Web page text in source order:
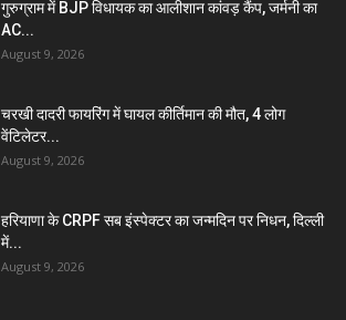
गुरुग्राम में BJP विधायक का आलीशान कांवड़ कैंप, जर्मनी का
AC...
August 9, 2026
चरखी दादरी फायरिंग में घायल कीर्तिमान की मौत, 4 लोग
वेंटिलेटर...
August 9, 2026
हरियाणा के CRPF सब इंस्पेक्टर का जन्मदिन पर निधन, दिल्ली
में...
August 9, 2026